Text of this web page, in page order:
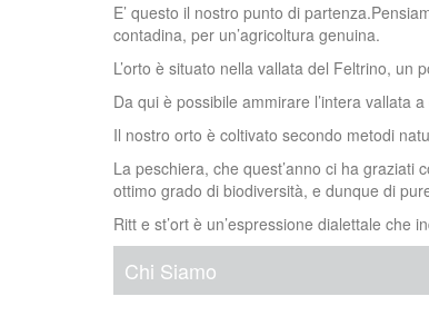
E’ questo il nostro punto di
contadina, per un’agricoltura genuina.
L’orto è situato nella vallata del Feltrino,
Da qui è possibile ammirare l’intera vallata
Il nostro orto è coltivato secondo metodi
La peschiera, che quest’anno ci ha graziati
ottimo grado di biodiversità, e dunque di
Ritt e st’ort è un’espressione dialettale
Chi Siamo